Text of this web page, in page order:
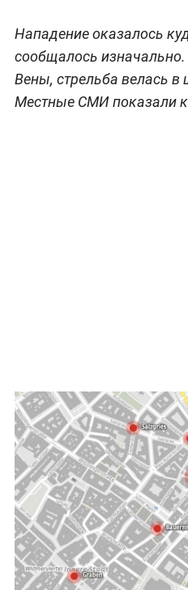
Нападение оказалось
сообщалось
Вены, стрельба велась в
Местные СМИ показали